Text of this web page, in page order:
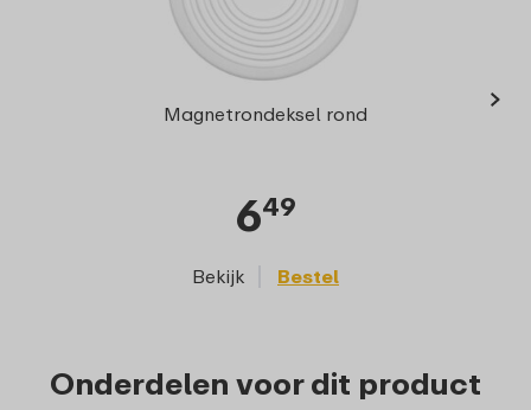
Magnetrondeksel rond
649
Bekijk Bestel
›
Onderdelen voor dit product